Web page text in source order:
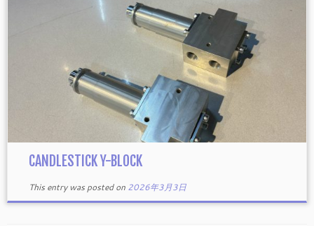
CANDLESTICK Y-BLOCK
This entry was posted on 2026年3月3日